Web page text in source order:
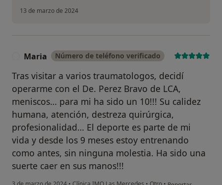
13 de marzo de 2024
Maria Número de teléfono verificado
Tras visitar a varios traumatologos, decidí
operarme con el De. Perez Bravo de LCA,
meniscos… para mi ha sido un 10!!! Su calidez
humana, atención, destreza quirúrgica,
profesionalidad… El deporte es parte de mi
vida y desde los 9 meses estoy entrenando
como antes, sin ninguna molestia. Ha sido una
suerte caer en sus manos!!!
en opinión del